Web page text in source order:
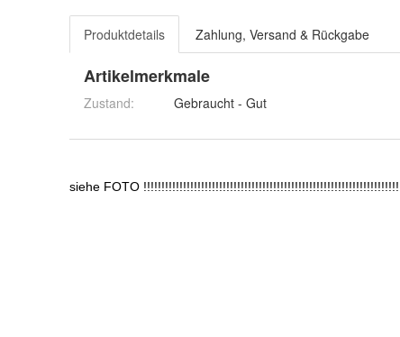
Produktdetails Zahlung, Versand & Rückgabe
Artikelmerkmale
Zustand: Gebraucht - Gut